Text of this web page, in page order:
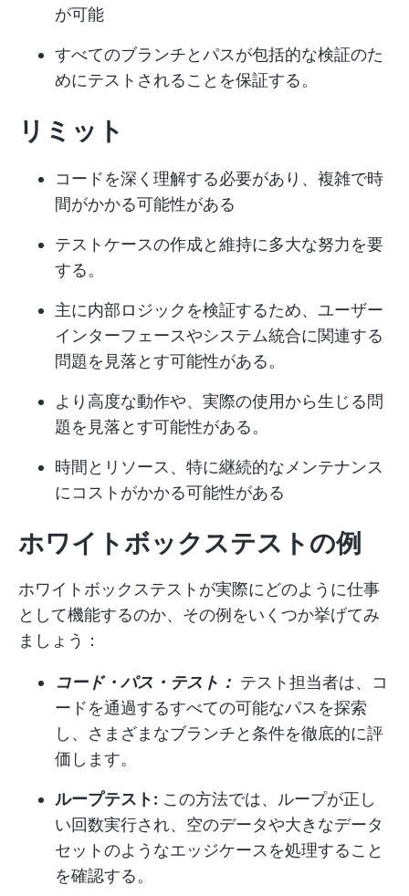
が可能
すべてのブランチとパスが包括的な検証のた
めにテストされることを保証する。
リミット
コードを深く理解する必要があり、複雑で時
間がかかる可能性がある
テストケースの作成と維持に多大な努力を要
する。
主に内部ロジックを検証するため、ユーザー
インターフェースやシステム統合に関連する
問題を見落とす可能性がある。
より高度な動作や、実際の使用から生じる問
題を見落とす可能性がある。
時間とリソース、特に継続的なメンテナンス
にコストがかかる可能性がある
ホワイトボックステストの例
ホワイトボックステストが実際にどのように仕事
として機能するのか、その例をいくつか挙げてみ
ましょう：
コード・パス・テスト： テスト担当者は、コ
ードを通過するすべての可能なパスを探索
し、さまざまなブランチと条件を徹底的に評
価します。
ループテスト: この方法では、ループが正し
い回数実行され、空のデータや大きなデータ
セットのようなエッジケースを処理すること
を確認する。